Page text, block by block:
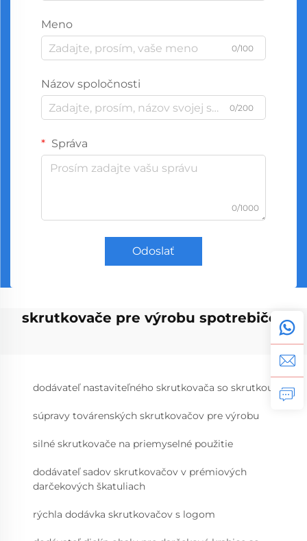
Meno
0/100
Názov spoločnosti
0/200
Správa
0/1000
Odoslať
skrutkovače pre výrobu spotrebičov
dodávateľ nastaviteľného skrutkovača so skrutkou
súpravy továrenských skrutkovačov pre výrobu
silné skrutkovače na priemyselné použitie
dodávateľ sadov skrutkovačov v prémiových
darčekových škatuliach
rýchla dodávka skrutkovačov s logom